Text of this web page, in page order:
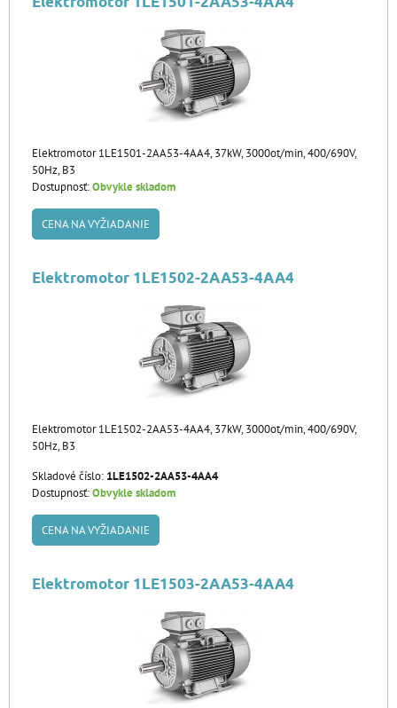
Elektromotor 1LE1501-2AA53-4AA4, 37kW, 3000ot/min, 400/690V,
50Hz, B3
Dostupnosť:Obvykle skladom
CENA NA VYŽIADANIE
Elektromotor 1LE1502-2AA53-4AA4
Elektromotor 1LE1502-2AA53-4AA4, 37kW, 3000ot/min, 400/690V,
50Hz, B3
Skladové číslo: 1LE1502-2AA53-4AA4
Dostupnosť:Obvykle skladom
CENA NA VYŽIADANIE
Elektromotor 1LE1503-2AA53-4AA4